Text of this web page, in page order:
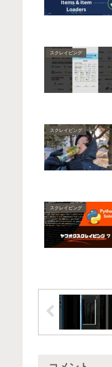
スクレイピング
スクレイピング
スクレイピング